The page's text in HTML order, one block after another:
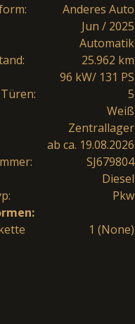
Anderes Auto
Jun / 2025
Automatik
25.962 km
96 kW/ 131 PS
5
Weiß
Zentrallager
ab ca. 19.08.2026
SJ679804
Diesel
Pkw
1 (None)